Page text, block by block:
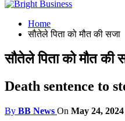
Home
सौतेले पिता को मौत की सजा
सौतेले पिता को मौत की
Death sentence to
By BB News On May 24, 2024